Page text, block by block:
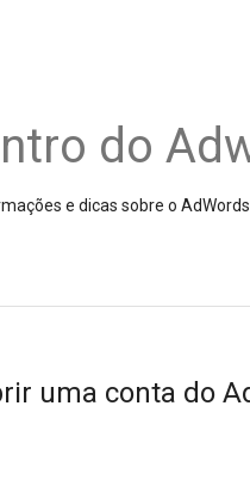
do
e dicas sobre o AdWords
uma conta do